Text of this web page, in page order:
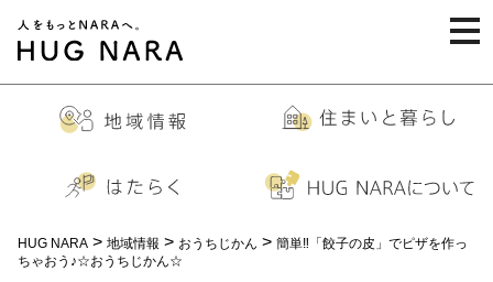
HUG NARA > 地域情報 > おうちじかん > 簡単‼「餃子の皮」でピザを作っ
ちゃおう♪☆おうちじかん☆